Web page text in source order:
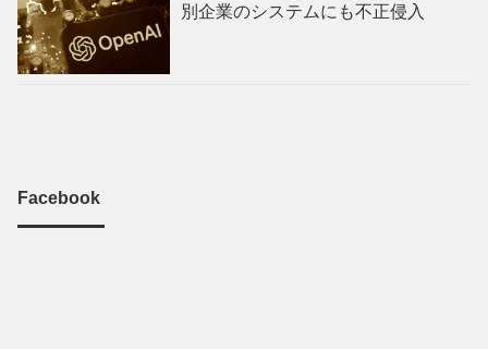
別企業のシステムにも不正侵入
Facebook